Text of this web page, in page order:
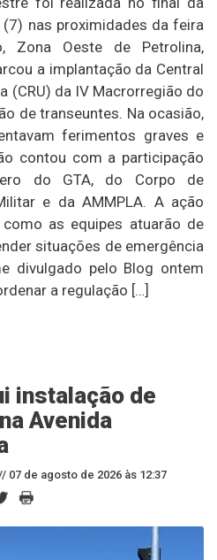
nas proximidades da feira
Zona Oeste de Petrolina,
a implantação da Central
(CRU) da IV Macrorregião do
de transeuntes. Na ocasião,
ferimentos graves e
contou com a participação
do GTA, do Corpo de
e da AMMPLA. A ação
as equipes atuarão de
situações de emergência
divulgado pelo Blog ontem
a regulação […]
instalação de
Avenida
07 de agosto de 2026 às 12:37